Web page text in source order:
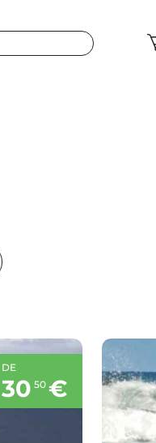
DE
30 50 €